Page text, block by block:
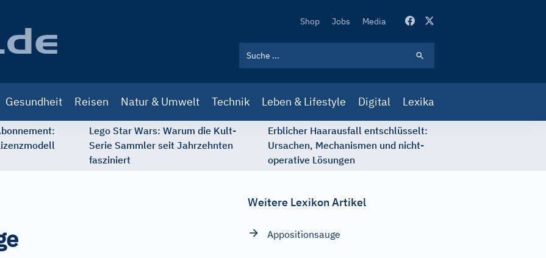
Secondary
Shop Jobs Media
Gesundheit Reisen Natur & Umwelt Technik Leben & Lifestyle Digital Lexika
Lego Star Wars: Warum die Kult-
Serie Sammler seit Jahrzehnten
fasziniert
Erblicher Haarausfall entschlüsselt:
Ursachen, Mechanismen und nicht-
operative Lösungen
Weitere Lexikon Artikel
Appositionsauge